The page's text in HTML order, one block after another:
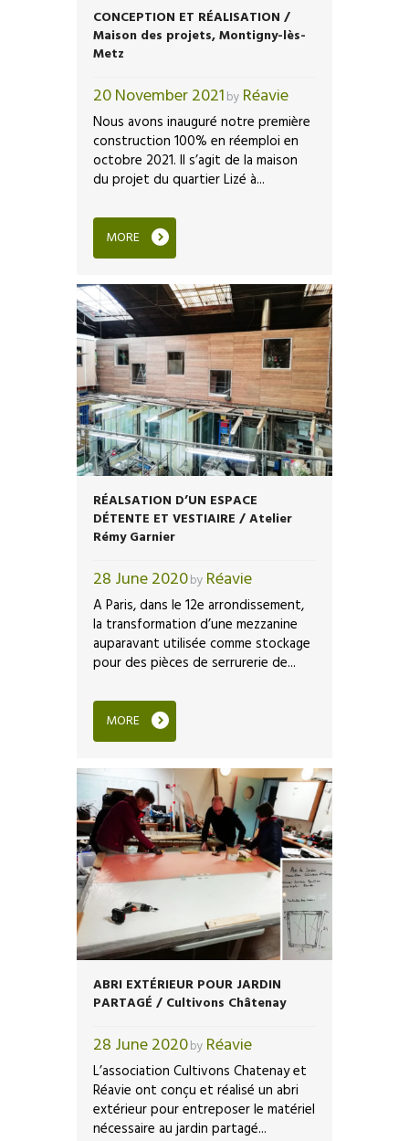
CONCEPTION ET RÉALISATION /
Maison des projets, Montigny-lès-
Metz
20 November 2021by Réavie
Nous avons inauguré notre première
construction 100% en réemploi en
octobre 2021. Il s’agit de la maison
du projet du quartier Lizé à...
MORE
RÉALSATION D’UN ESPACE
DÉTENTE ET VESTIAIRE / Atelier
Rémy Garnier
28 June 2020by Réavie
A Paris, dans le 12e arrondissement,
la transformation d’une mezzanine
auparavant utilisée comme stockage
pour des pièces de serrurerie de...
MORE
ABRI EXTÉRIEUR POUR JARDIN
PARTAGÉ / Cultivons Châtenay
28 June 2020by Réavie
L’association Cultivons Chatenay et
Réavie ont conçu et réalisé un abri
extérieur pour entreposer le matériel
nécessaire au jardin partagé...